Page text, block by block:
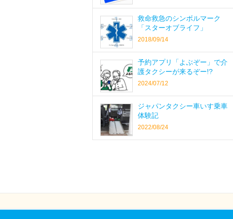
救命救急のシンボルマーク
「スターオブライフ」
2018/09/14
予約アプリ「よぶぞー」で介
護タクシーが来るぞー!?
2024/07/12
ジャパンタクシー車いす乗車
体験記
2022/08/24